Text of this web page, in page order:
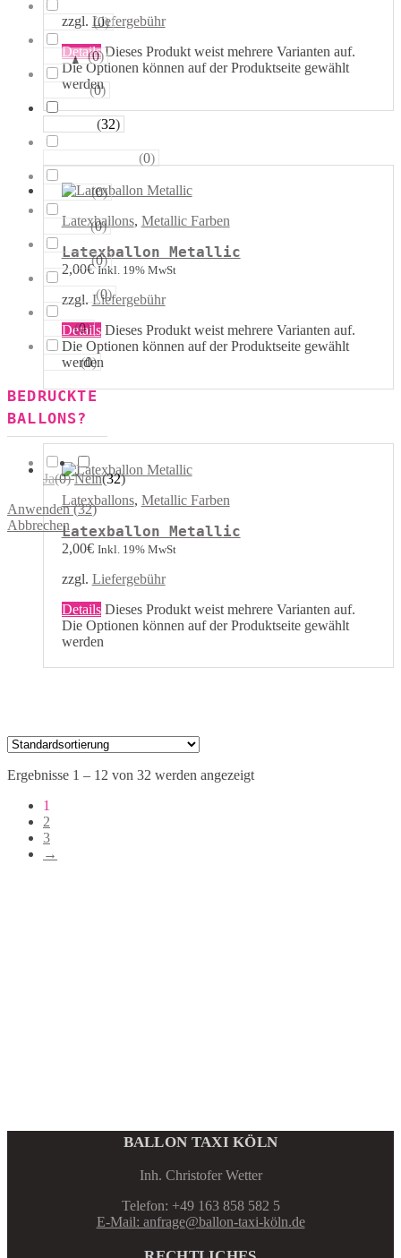
zzgl. Liefergebühr
Details Dieses Produkt weist mehrere Varianten auf.
Die Optionen können auf der Produktseite gewählt
werden
Latexballons, Metallic Farben
Latexballon Metallic
2,00€ Inkl. 19% MwSt
zzgl. Liefergebühr
Details Dieses Produkt weist mehrere Varianten auf.
Die Optionen können auf der Produktseite gewählt
werden
Latexballons, Metallic Farben
Latexballon Metallic
2,00€ Inkl. 19% MwSt
zzgl. Liefergebühr
Details Dieses Produkt weist mehrere Varianten auf.
Die Optionen können auf der Produktseite gewählt
werden
Ergebnisse 1 – 12 von 32 werden angezeigt
1
2
3
→
Herzen (0)
Sterne (0)
Runde (0)
(32)
(0)
Eckige (0)
Säulen (0)
Portale (0)
Figuren (0)
123 (0)
ABC (0)
BEDRUCKTE
BALLONS?
Ja(0) Nein(32)
Anwenden(32)
Abbrechen
BALLON TAXI KÖLN
Inh. Christofer Wetter
Telefon: +49 163 858 582 5
E-Mail: anfrage@ballon-taxi-köln.de